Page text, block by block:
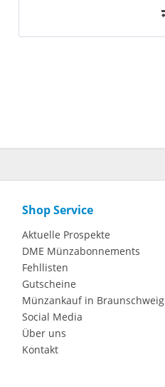
Shop Service
Aktuelle Prospekte
DME Münzabonnements
Fehllisten
Gutscheine
Münzankauf in Braunschweig
Social Media
Über uns
Kontakt